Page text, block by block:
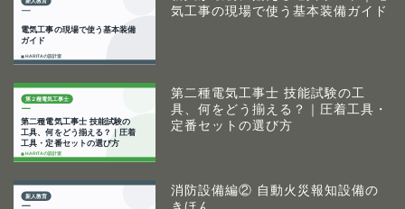
気工事の現場で使う基本装備ガイド
第二種電気工事士 技能試験の工
具、何をどう揃える？｜圧着工具・
定番セットの選び方
消防設備編② 自動火災報知設備の